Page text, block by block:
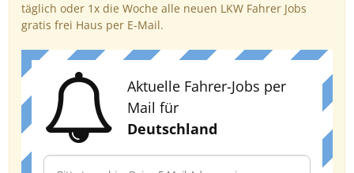
täglich oder 1x die Woche alle neuen LKW Fahrer Jobs
gratis frei Haus per E-Mail.
Aktuelle Fahrer-Jobs per
Mail für
Deutschland